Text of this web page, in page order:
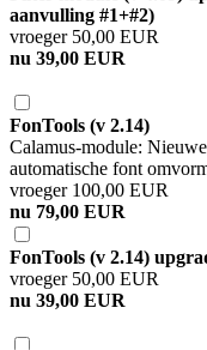
aanvulling #1+#2)
vroeger 50,00 EUR
nu 39,00 EUR
FonTools (v 2.14)
Calamus-module:
automatische font
vroeger 100,00 EUR
nu 79,00 EUR
FonTools (v 2.14)
vroeger 50,00 EUR
nu 39,00 EUR